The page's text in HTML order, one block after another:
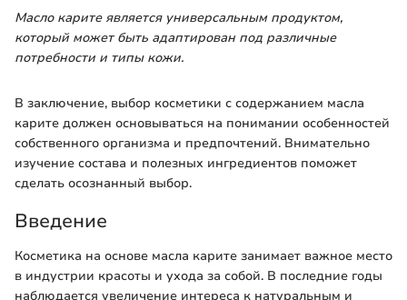
Масло карите является универсальным продуктом,
который может быть адаптирован под различные
потребности и типы кожи.
В заключение, выбор косметики с содержанием масла
карите должен основываться на понимании особенностей
собственного организма и предпочтений. Внимательно
изучение состава и полезных ингредиентов поможет
сделать осознанный выбор.
Введение
Косметика на основе масла карите занимает важное место
в индустрии красоты и ухода за собой. В последние годы
наблюдается увеличение интереса к натуральным и